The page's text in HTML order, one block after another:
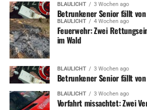
BLAULICHT 3 Wochen ago
Betrunkener Senior fällt
BLAULICHT 4 Wochen ago
Feuerwehr: Zwei
im Wald
BLAULICHT 3 Wochen ago
Betrunkener Senior fällt
BLAULICHT 3 Wochen ago
Vorfahrt missachtet: Zwei